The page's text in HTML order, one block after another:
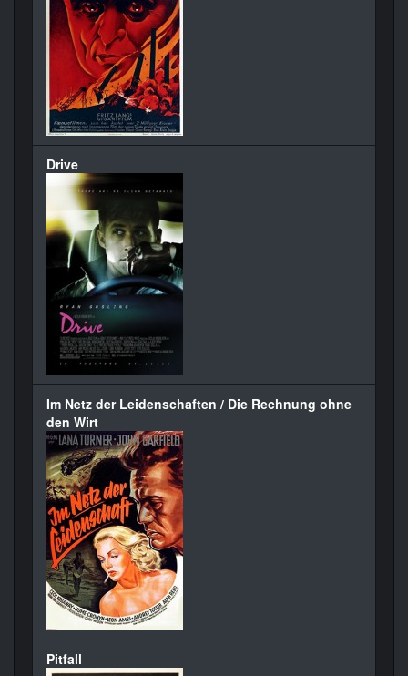
Drive
Im Netz der Leidenschaften / Die Rechnung ohne
den Wirt
Pitfall